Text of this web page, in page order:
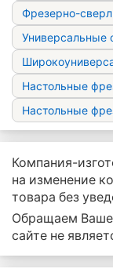
Фрезерно-
Универсальные
Настольные
Настольные
Компания-
на изменение
товара без
Обращаем Ваше
сайте не